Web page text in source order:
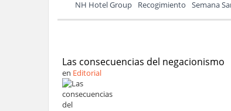
NH Hotel Group Recogimiento Semana
Las consecuencias del negacionismo
en Editorial